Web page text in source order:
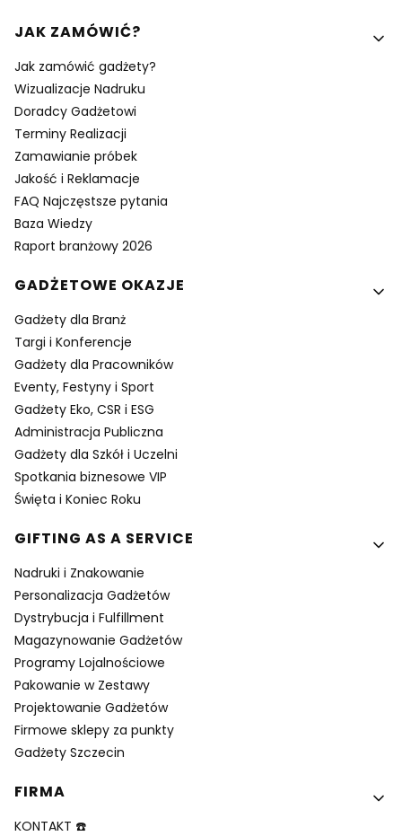
Linki w stopce
JAK ZAMÓWIĆ?
Jak zamówić gadżety?
Wizualizacje Nadruku
Doradcy Gadżetowi
Terminy Realizacji
Zamawianie próbek
Jakość i Reklamacje
FAQ Najczęstsze pytania
Baza Wiedzy
Raport branżowy 2026
GADŻETOWE OKAZJE
Gadżety dla Branż
Targi i Konferencje
Gadżety dla Pracowników
Eventy, Festyny i Sport
Gadżety Eko, CSR i ESG
Administracja Publiczna
Gadżety dla Szkół i Uczelni
Spotkania biznesowe VIP
Święta i Koniec Roku
GIFTING AS A SERVICE
Nadruki i Znakowanie
Personalizacja Gadżetów
Dystrybucja i Fulfillment
Magazynowanie Gadżetów
Programy Lojalnościowe
Pakowanie w Zestawy
Projektowanie Gadżetów
Firmowe sklepy za punkty
Gadżety Szczecin
FIRMA
KONTAKT ☎️